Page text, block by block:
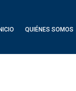
INICIO QUIÉNES SOMOS